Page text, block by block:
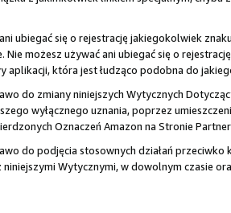
ubiegać się o rejestrację jakiegokolwiek
Nie możesz używać ani ubiegać się o
aplikacji, która jest łudząco podobna do
do zmiany niniejszych Wytycznych
wyłącznego uznania, poprzez
Oznaczeń Amazon na Stronie
do podjęcia stosownych działań
Wytycznymi, w dowolnym czasie